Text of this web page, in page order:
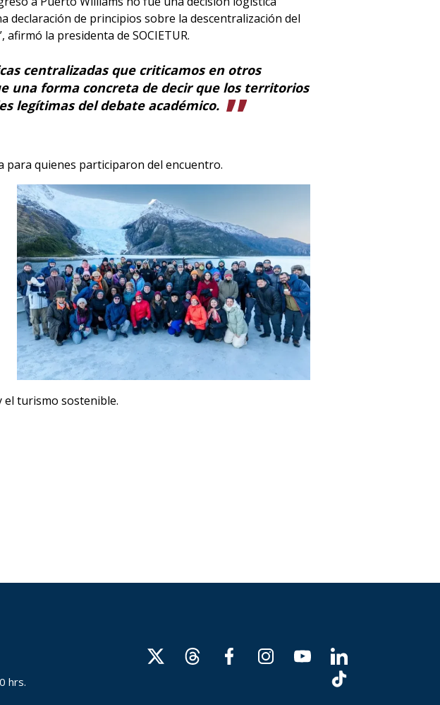
declaración de principios sobre la descentralización del
afirmó la presidenta de SOCIETUR.
centralizadas que criticamos en otros
una forma concreta de decir que los territorios
legítimas del debate académico.
quienes participaron del encuentro.
turismo sostenible.